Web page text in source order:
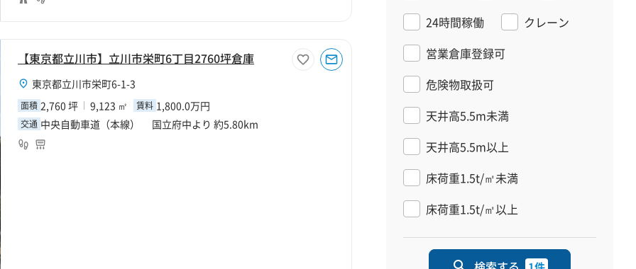
【東京都立川市】立川市栄町6丁目2760坪倉庫
東京都立川市栄町6-1-3
面積 2,760 坪 9,123 ㎡ 賃料 1,800.0万円
交通 中央自動車道（本線） 国立府中より 約5.80km
24時間稼働
クレーン
営業倉庫登録可
危険物取扱可
天井高5.5m未満
天井高5.5m以上
床荷重1.5t/㎡未満
床荷重1.5t/㎡以上